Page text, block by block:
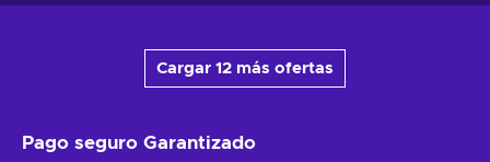
Cargar 12 más ofertas
Pago seguro Garantizado